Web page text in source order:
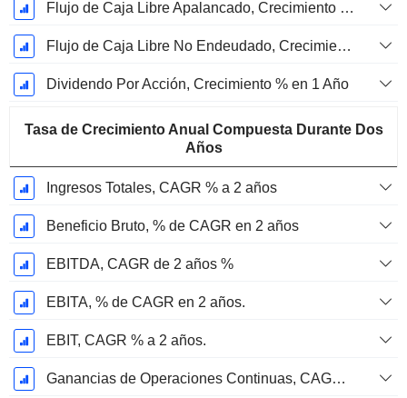
Flujo de Caja Libre Apalancado, Crecimiento de 1 Año %
Flujo de Caja Libre No Endeudado, Crecimiento de 1 Año %
Dividendo Por Acción, Crecimiento % en 1 Año
Tasa de Crecimiento Anual Compuesta Durante Dos
Años
Ingresos Totales, CAGR % a 2 años
Beneficio Bruto, % de CAGR en 2 años
EBITDA, CAGR de 2 años %
EBITA, % de CAGR en 2 años.
EBIT, CAGR % a 2 años.
Ganancias de Operaciones Continuas, CAGR % en 2 años